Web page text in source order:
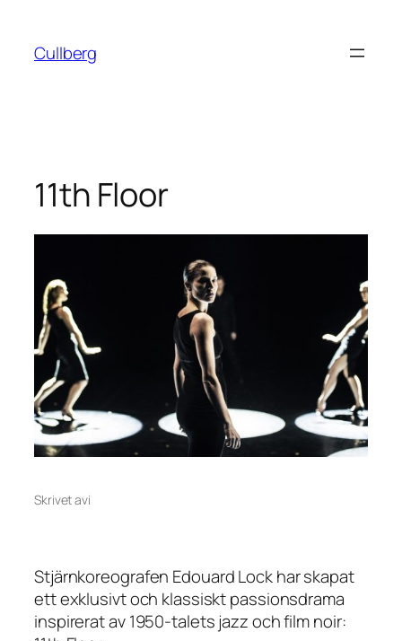
innehåll
Cullberg
11th Floor
Skrivet avi
Stjärnkoreografen Edouard Lock har skapat
ett exklusivt och klassiskt passionsdrama
inspirerat av 1950-talets jazz och film noir: